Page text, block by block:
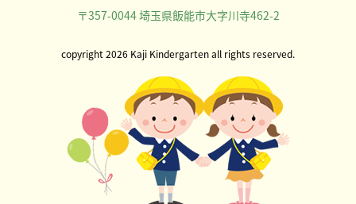
〒357-0044 埼玉県飯能市大字川寺462-2
copyright 2026 Kaji Kindergarten all rights reserved.